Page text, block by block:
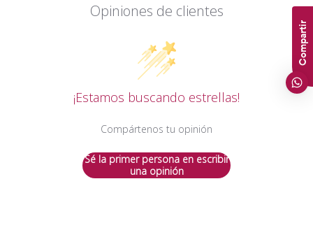
Opiniones de clientes
¡Estamos buscando estrellas!
Compártenos tu opinión
Sé la primer persona en escribir
una opinión
Compartir